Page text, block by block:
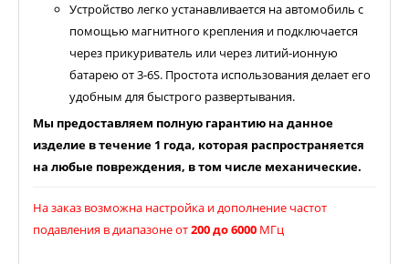
Устройство легко устанавливается на автомобиль с
помощью магнитного крепления и подключается
через прикуриватель или через литий-ионную
батарею от 3-6S. Простота использования делает его
удобным для быстрого развертывания.
Мы предоставляем полную гарантию на данное
изделие в течение 1 года, которая распространяется
на любые повреждения, в том числе механические.
На заказ возможна настройка и дополнение частот
подавления в диапазоне от200 до 6000 МГц